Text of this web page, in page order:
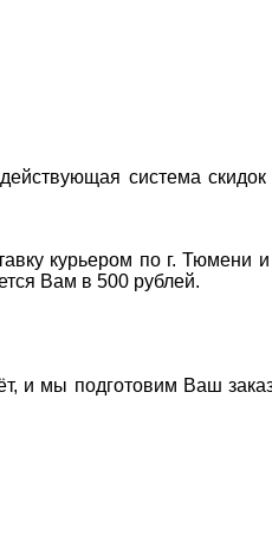
система
курьером по г. Тюмени
Вам в 500 рублей.
и мы подготовим Ваш